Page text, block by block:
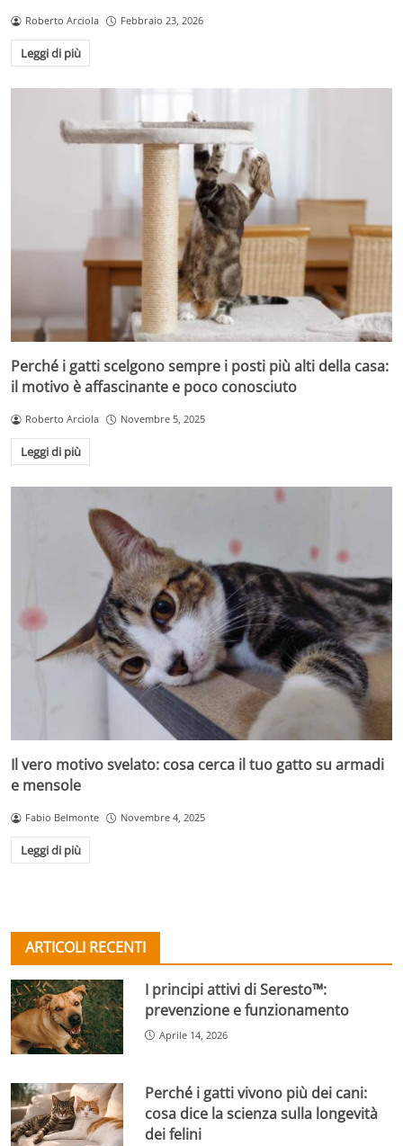
Roberto Arciola Febbraio 23, 2026
Leggi di più
Perché i gatti scelgono sempre i posti più alti della casa:
il motivo è affascinante e poco conosciuto
Roberto Arciola Novembre 5, 2025
Leggi di più
Il vero motivo svelato: cosa cerca il tuo gatto su armadi
e mensole
Fabio Belmonte Novembre 4, 2025
Leggi di più
ARTICOLI RECENTI
I principi attivi di Seresto™:
prevenzione e funzionamento
Aprile 14, 2026
Perché i gatti vivono più dei cani:
cosa dice la scienza sulla longevità
dei felini